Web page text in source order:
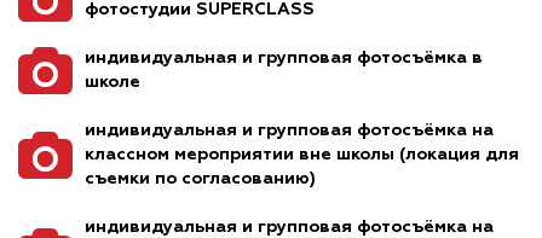
фотостудии SUPERCLASS
индивидуальная и групповая фотосъёмка в
школе
индивидуальная и групповая фотосъёмка на
классном мероприятии вне школы (локация для
съемки по согласованию)
индивидуальная и групповая фотосъёмка на